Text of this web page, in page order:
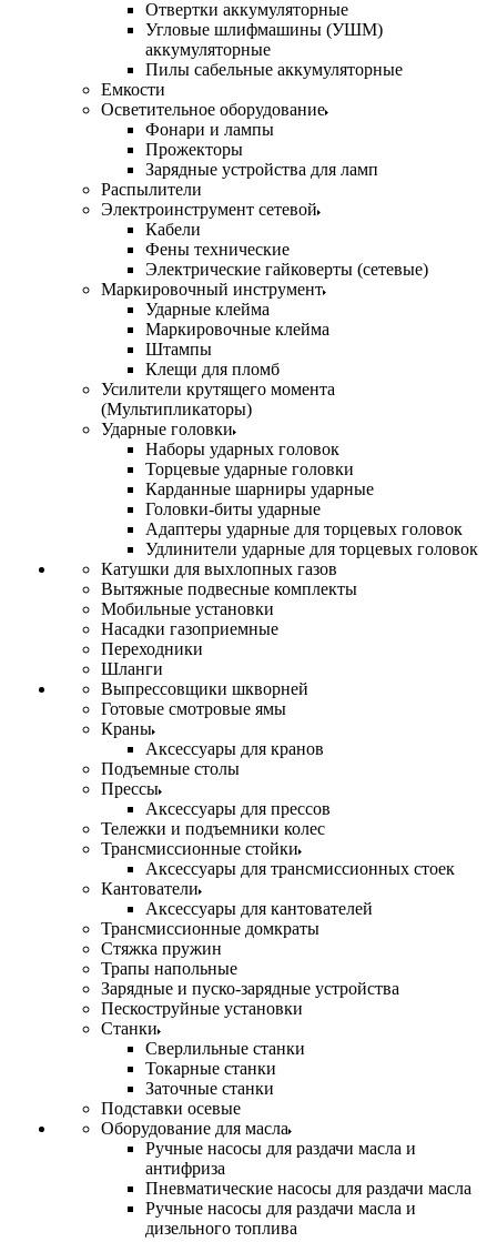
Отвертки аккумуляторные
Угловые шлифмашины (УШМ)
аккумуляторные
Пилы сабельные аккумуляторные
Емкости
Осветительное оборудование
Фонари и лампы
Прожекторы
Зарядные устройства для ламп
Распылители
Электроинструмент сетевой
Кабели
Фены технические
Электрические гайковерты (сетевые)
Маркировочный инструмент
Ударные клейма
Маркировочные клейма
Штампы
Клещи для пломб
Усилители крутящего момента
(Мультипликаторы)
Ударные головки
Наборы ударных головок
Торцевые ударные головки
Карданные шарниры ударные
Головки-биты ударные
Адаптеры ударные для торцевых головок
Удлинители ударные для торцевых головок
Катушки для выхлопных газов
Вытяжные подвесные комплекты
Мобильные установки
Насадки газоприемные
Переходники
Шланги
Выпрессовщики шкворней
Готовые смотровые ямы
Краны
Аксессуары для кранов
Подъемные столы
Прессы
Аксессуары для прессов
Тележки и подъемники колес
Трансмиссионные стойки
Аксессуары для трансмиссионных стоек
Кантователи
Аксессуары для кантователей
Трансмиссионные домкраты
Стяжка пружин
Трапы напольные
Зарядные и пуско-зарядные устройства
Пескоструйные установки
Станки
Сверлильные станки
Токарные станки
Заточные станки
Подставки осевые
Оборудование для масла
Ручные насосы для раздачи масла и
антифриза
Пневматические насосы для раздачи масла
Ручные насосы для раздачи масла и
дизельного топлива